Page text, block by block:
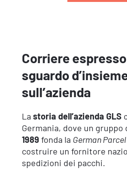
Corriere
sguardo
sull’azienda
La storia dell’azienda GLS
Germania, dove un
1989 fonda la German Parcel
costruire un fornitore
spedizioni dei pacchi.